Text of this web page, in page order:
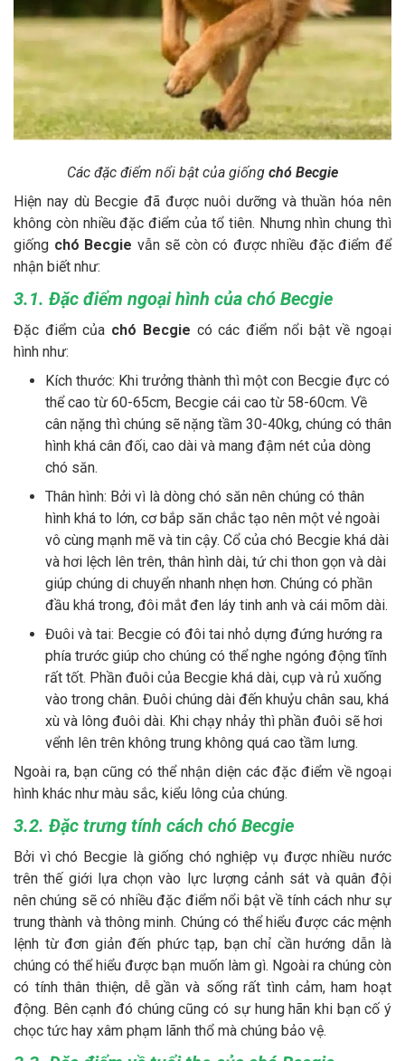
Các đặc điểm nổi bật của giống chó Becgie
Hiện nay dù Becgie đã được nuôi dưỡng và thuần hóa nên
không còn nhiều đặc điểm của tổ tiên. Nhưng nhìn chung thì
giống chó Becgie vẫn sẽ còn có được nhiều đặc điểm để
nhận biết như:
3.1. Đặc điểm ngoại hình của chó Becgie
Đặc điểm của chó Becgie có các điểm nổi bật về ngoại
hình như:
Kích thước: Khi trưởng thành thì một con Becgie đực có
thể cao từ 60-65cm, Becgie cái cao từ 58-60cm. Về
cân nặng thì chúng sẽ nặng tầm 30-40kg, chúng có thân
hình khá cân đối, cao dài và mang đậm nét của dòng
chó săn.
Thân hình: Bởi vì là dòng chó săn nên chúng có thân
hình khá to lớn, cơ bắp săn chắc tạo nên một vẻ ngoài
vô cùng mạnh mẽ và tin cậy. Cổ của chó Becgie khá dài
và hơi lệch lên trên, thân hình dài, tứ chi thon gọn và dài
giúp chúng di chuyển nhanh nhẹn hơn. Chúng có phần
đầu khá trong, đôi mắt đen láy tinh anh và cái mõm dài.
Đuôi và tai: Becgie có đôi tai nhỏ dựng đứng hướng ra
phía trước giúp cho chúng có thể nghe ngóng động tĩnh
rất tốt. Phần đuôi của Becgie khá dài, cụp và rủ xuống
vào trong chân. Đuôi chúng dài đến khuỷu chân sau, khá
xù và lông đuôi dài. Khi chạy nhảy thì phần đuôi sẽ hơi
vểnh lên trên không trung không quá cao tầm lưng.
Ngoài ra, bạn cũng có thể nhận diện các đặc điểm về ngoại
hình khác như màu sắc, kiểu lông của chúng.
3.2. Đặc trưng tính cách chó Becgie
Bởi vì chó Becgie là giống chó nghiệp vụ được nhiều nước
trên thế giới lựa chọn vào lực lượng cảnh sát và quân đội
nên chúng sẽ có nhiều đặc điểm nổi bật về tính cách như sự
trung thành và thông minh. Chúng có thể hiểu được các mệnh
lệnh từ đơn giản đến phức tạp, bạn chỉ cần hướng dẫn là
chúng có thể hiểu được bạn muốn làm gì. Ngoài ra chúng còn
có tính thân thiện, dễ gần và sống rất tình cảm, ham hoạt
động. Bên cạnh đó chúng cũng có sự hung hãn khi bạn cố ý
chọc tức hay xâm phạm lãnh thổ mà chúng bảo vệ.